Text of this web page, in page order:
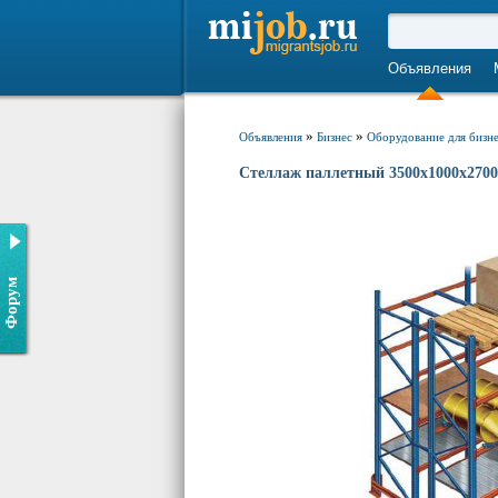
Объявления
Форум
Объявления » Бизнес » Оборудование для
Стеллаж паллетный